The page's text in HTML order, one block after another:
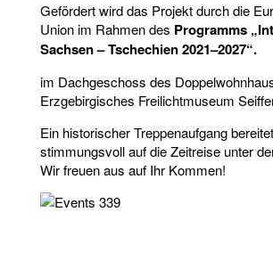
Gefördert wird das Projekt durch die
Union im Rahmen des Programms
Sachsen – Tschechien 2021–2027“.
im Dachgeschoss des
Erzgebirgisches Freilichtmuseum
Ein historischer Treppenaufgang
stimmungsvoll auf die Zeitreise unter
Wir freuen aus auf Ihr Kommen!